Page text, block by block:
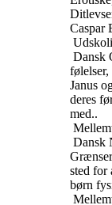
Caspar
Dansk
følelser,
Janus
deres
med..
Dansk
sted for
børn